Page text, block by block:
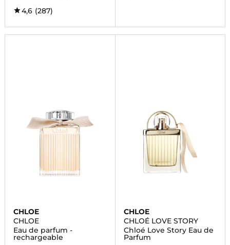
4,6 (287)
CHLOE
CHLOE
Eau de parfum -
rechargeable
CHLOE
CHLOÉ LOVE STORY
Chloé Love Story Eau de
Parfum